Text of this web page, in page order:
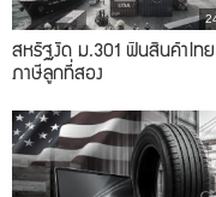
สหรัฐงัด ม.301 ฟันสินค้าไท
ภาษีลูกที่สอง